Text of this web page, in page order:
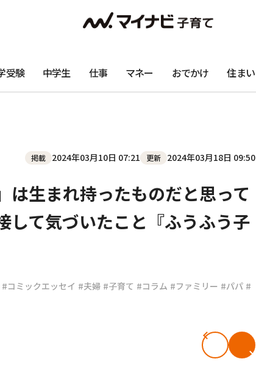
#マタニティニュース
受験 中学生 仕事 マネー おでかけ 住まい
掲載 2024年03月10日 07:21 更新 2024年03月18日 09:50
は生まれ持ったものだと思って
て気づいたこと『ふうふう子
#コミックエッセイ #夫婦 #子育て #コラム #ファミリー #パパ #